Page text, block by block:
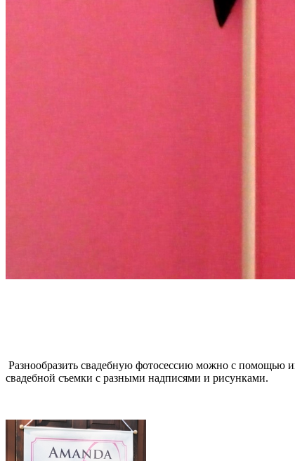
Разнообразить свадебную фотосессию можно с помощью
свадебной съемки с разными надписями и рисунками.